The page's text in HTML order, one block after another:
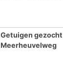
Getuigen
Meerheuvelweg